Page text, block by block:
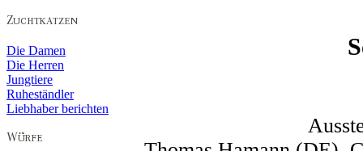
Die Damen
Die Herren
Jungtiere
Ruheständler
Liebhaber berichten